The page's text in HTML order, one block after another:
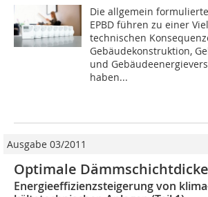
Die allgemein
EPBD führen zu einer
technischen
Gebäudekonstruktion,
und
haben...
Ausgabe 03/2011
Optimale
Energieeffizienzsteigerung von